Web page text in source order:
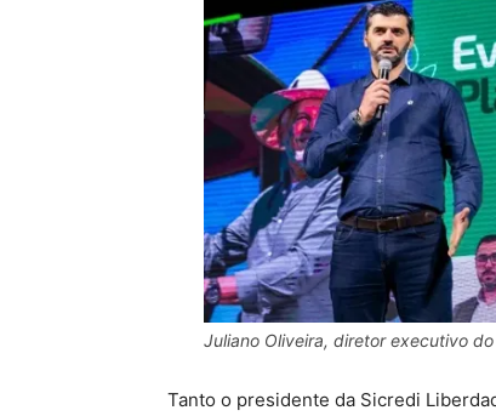
Juliano Oliveira, diretor executivo
Tanto o presidente da Sicredi